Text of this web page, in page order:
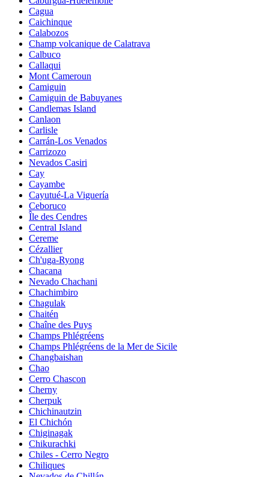
Cagua
Caichinque
Calabozos
Champ volcanique de Calatrava
Calbuco
Callaqui
Mont Cameroun
Camiguin
Camiguin de Babuyanes
Candlemas Island
Canlaon
Carlisle
Carrán-Los Venados
Carrizozo
Nevados Casiri
Cay
Cayambe
Cayutué-La Viguería
Ceboruco
Île des Cendres
Central Island
Cereme
Cézallier
Ch'uga-Ryong
Chacana
Nevado Chachani
Chachimbiro
Chagulak
Chaitén
Chaîne des Puys
Champs Phlégréens
Champs Phlégréens de la Mer de Sicile
Changbaishan
Chao
Cerro Chascon
Cherny
Cherpuk
Chichinautzin
El Chichón
Chiginagak
Chikurachki
Chiles - Cerro Negro
Chiliques